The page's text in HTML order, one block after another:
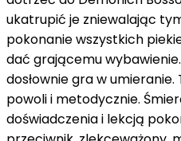
ukatrupić je zniewalając
pokonanie wszystkich
dać grającemu
dosłownie gra w
powoli i metodycznie.
doświadczenia i lekcją